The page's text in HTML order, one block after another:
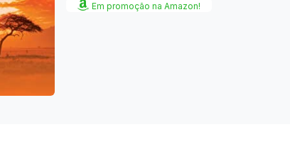
Em promoção na Amazon!